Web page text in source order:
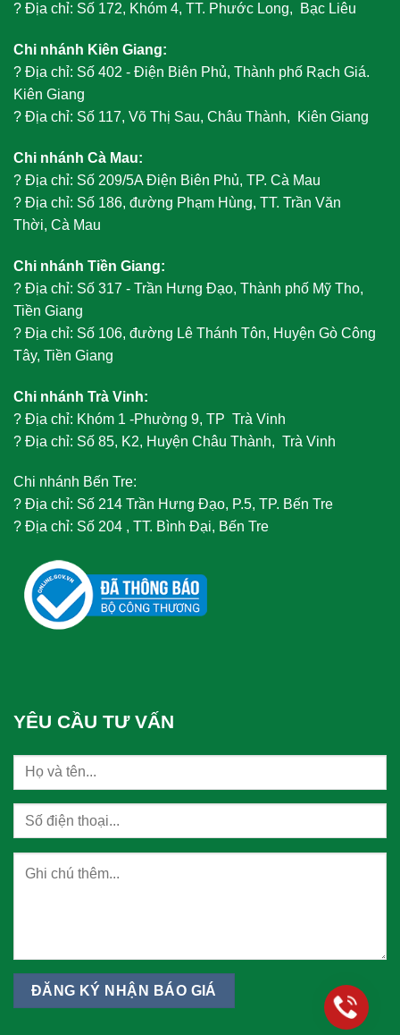
? Địa chỉ: Số 172, Khóm 4, TT. Phước Long, Bạc Liêu
Chi nhánh Kiên Giang:
? Địa chỉ: Số 402 - Điện Biên Phủ, Thành phố Rạch Giá.
Kiên Giang
? Địa chỉ: Số 117, Võ Thị Sau, Châu Thành, Kiên Giang
Chi nhánh Cà Mau:
? Địa chỉ: Số 209/5A Điện Biên Phủ, TP. Cà Mau
? Địa chỉ: Số 186, đường Phạm Hùng, TT. Trần Văn
Thời, Cà Mau
Chi nhánh Tiền Giang:
? Địa chỉ: Số 317 - Trần Hưng Đạo, Thành phố Mỹ Tho,
Tiền Giang
? Địa chỉ: Số 106, đường Lê Thánh Tôn, Huyện Gò Công
Tây, Tiền Giang
Chi nhánh Trà Vinh:
? Địa chỉ: Khóm 1 -Phường 9, TP Trà Vinh
? Địa chỉ: Số 85, K2, Huyện Châu Thành, Trà Vinh
Chi nhánh Bến Tre:
? Địa chỉ: Số 214 Trần Hưng Đạo, P.5, TP. Bến Tre
? Địa chỉ: Số 204 , TT. Bình Đại, Bến Tre
YÊU CẦU TƯ VẤN